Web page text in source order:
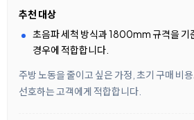
추천 대상
초음파 세척 방식과 1800mm 규격을 기
경우에 적합합니다.
주방 노동을 줄이고 싶은 가정, 초기 구매 비
선호하는 고객에게 적합합니다.